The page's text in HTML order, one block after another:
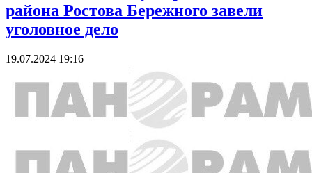
района Ростова Бережного завели
уголовное дело
19.07.2024 19:16